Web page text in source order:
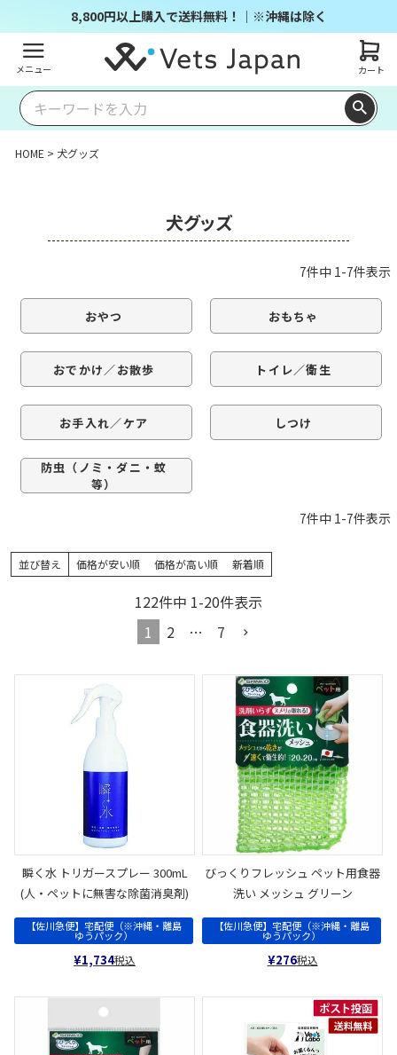
8,800円以上購入で送料無料！｜※沖縄は除く
メニュー カート
HOME 犬グッズ
犬グッズ
7件中 1-7件表示
おやつ おもちゃ
おでかけ／お散歩 トイレ／衛生
お手入れ／ケア しつけ
防虫（ノミ・ダニ・蚊
等）
7件中 1-7件表示
並び替え 価格が安い順 価格が高い順 新着順
122件中 1-20件表示
1
2 … 7
瞬く水 トリガースプレー 300mL
(人・ペットに無害な除菌消臭剤)
【佐川急便】宅配便（※沖縄・離島
ゆうパック）
¥1,734税込
びっくりフレッシュ ペット用食器
洗い メッシュ グリーン
【佐川急便】宅配便（※沖縄・離島
ゆうパック）
¥276税込